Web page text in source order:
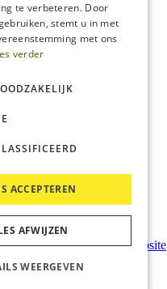
Blankers |Maatwerk website
Media
te verbeteren. Door
stemt u in met
met ons
verder
ACCEPTEREN
AFWIJZEN
WEERGEVEN